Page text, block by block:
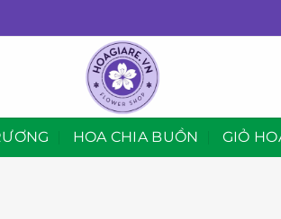
HOA CHIA BUỒN GIỎ